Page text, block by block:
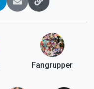
Fangrupper